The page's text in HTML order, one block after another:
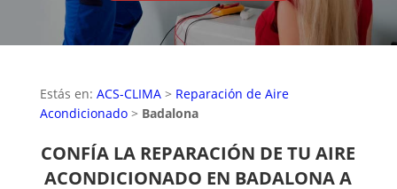
Estás en: ACS-CLIMA> Reparación de Aire
Acondicionado> Badalona
CONFÍA LA REPARACIÓN DE TU AIRE
ACONDICIONADO EN BADALONA A